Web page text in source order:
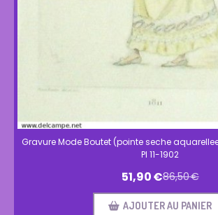
Gravure Mode Boutet (pointe seche
Pl 11-1902
51,90€86,50€
AJOUTER AU PANIER